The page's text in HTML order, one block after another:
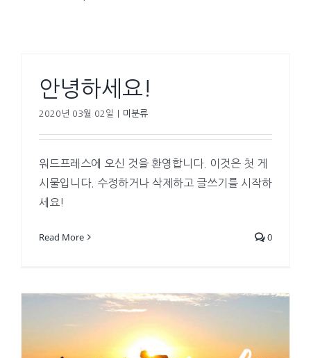
안녕하세요!
2020년 03월 02일 미분류
워드프레스에 오신 것을 환영합니다. 이것은 첫 게
시물입니다. 수정하거나 삭제하고 글쓰기를 시작하
세요!
Read More 0